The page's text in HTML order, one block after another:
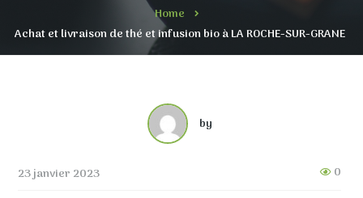
Home
Achat et livraison de thé et infusion bio à LA ROCHE-SUR-GRANE
by
23 janvier 2023 0